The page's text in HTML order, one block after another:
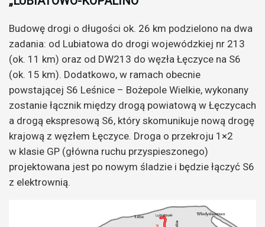
Budowę drogi o długości ok. 26 km podzielono na dwa
zadania: od Lubiatowa do drogi wojewódzkiej nr 213
(ok. 11 km) oraz od DW213 do węzła Łęczyce na S6
(ok. 15 km). Dodatkowo, w ramach obecnie
powstającej S6 Leśnice – Bożepole Wielkie, wykonany
zostanie łącznik między drogą powiatową w Łęczycach
a drogą ekspresową S6, który skomunikuje nową drogę
krajową z węzłem Łęczyce. Droga o przekroju 1×2
w klasie GP (główna ruchu przyspieszonego)
projektowana jest po nowym śladzie i będzie łączyć S6
z elektrownią.